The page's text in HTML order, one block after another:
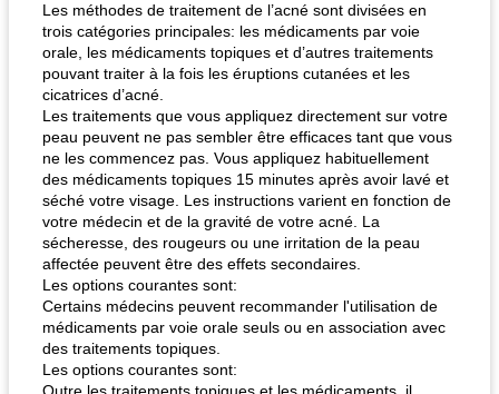
Les méthodes de traitement de l’acné sont divisées en
trois catégories principales: les médicaments par voie
orale, les médicaments topiques et d’autres traitements
pouvant traiter à la fois les éruptions cutanées et les
cicatrices d’acné.
Les traitements que vous appliquez directement sur votre
peau peuvent ne pas sembler être efficaces tant que vous
ne les commencez pas. Vous appliquez habituellement
des médicaments topiques 15 minutes après avoir lavé et
séché votre visage. Les instructions varient en fonction de
votre médecin et de la gravité de votre acné. La
sécheresse, des rougeurs ou une irritation de la peau
affectée peuvent être des effets secondaires.
Les options courantes sont:
Certains médecins peuvent recommander l'utilisation de
médicaments par voie orale seuls ou en association avec
des traitements topiques.
Les options courantes sont: